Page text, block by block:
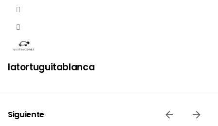
latortuguitablanca
Siguiente